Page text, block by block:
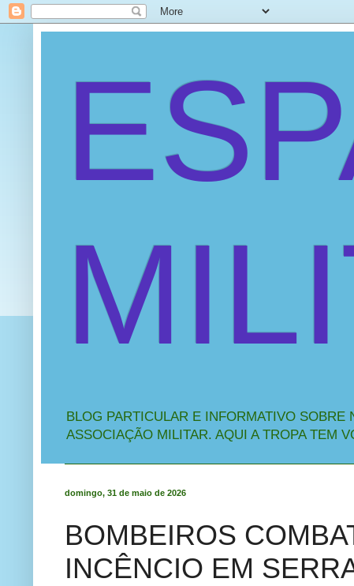
BLOG PARTICULAR E INFORMATIVO
ASSOCIAÇÃO MILITAR. AQUI A TROPA TEM
domingo, 31 de maio de 2026
BOMBEIROS
INCÊNCIO EM